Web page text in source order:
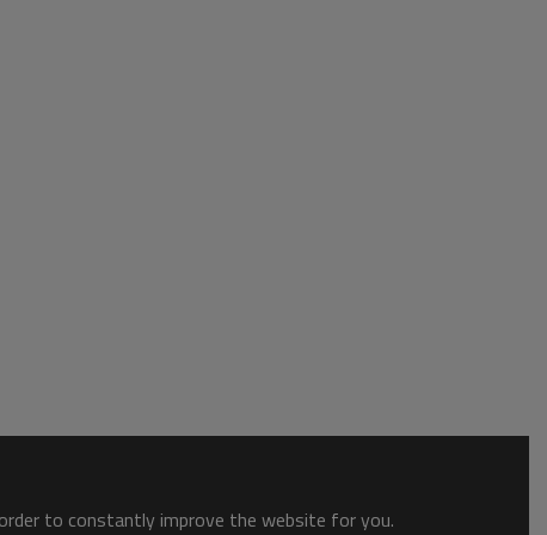
to constantly improve the website for you.